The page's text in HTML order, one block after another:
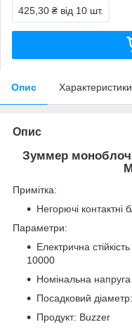
425,30 ₴ від 10 шт.
Опис Характеристики
Опис
Зуммер
Примітка:
Негорючі контактні
Параметри:
Електрична
10000
Номінальна напруга
Посадковий
Продукт: Buzzer